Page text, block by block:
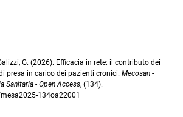
G. (2026). Efficacia in rete: il contributo dei
presa in carico dei pazienti cronici. Mecosan -
Sanitaria - Open Access, (134).
134oa22001